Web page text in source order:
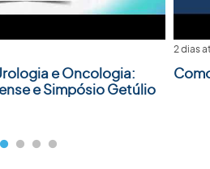
e Oncologia:
e Simpósio Getúlio
2 dias